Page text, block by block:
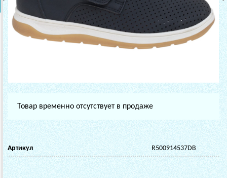
Товар временно отсутствует в продаже
Артикул R500914537DB